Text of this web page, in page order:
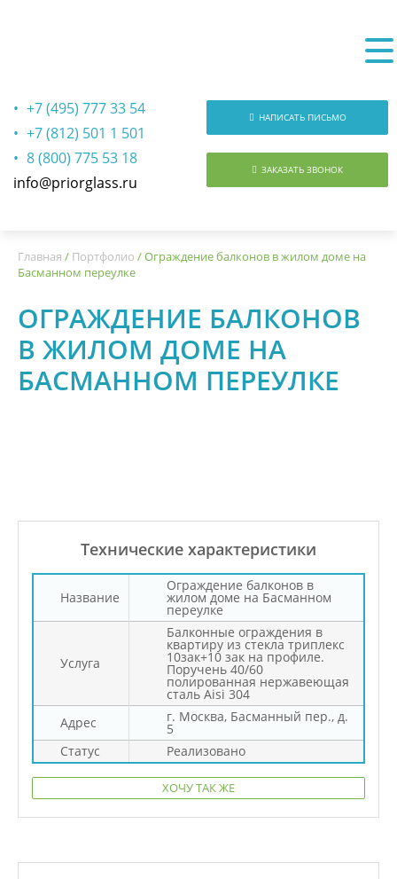
+7 (495) 777 33 54
+7 (812) 501 1 501
8 (800) 775 53 18
info@priorglass.ru
НАПИСАТЬ ПИСЬМО
ЗАКАЗАТЬ ЗВОНОК
Главная / Портфолио /Ограждение балконов в жилом доме на
Басманном переулке
ОГРАЖДЕНИЕ БАЛКОНОВ
В ЖИЛОМ ДОМЕ НА
БАСМАННОМ ПЕРЕУЛКЕ
Технические характеристики
Название
Ограждение балконов в
жилом доме на Басманном
переулке
Услуга
Балконные ограждения в
квартиру из стекла триплекс
10зак+10 зак на профиле.
Поручень 40/60
полированная нержавеющая
сталь Aisi 304
Адрес
г. Москва, Басманный пер., д.
5
Статус
Реализовано
ХОЧУ ТАК ЖЕ